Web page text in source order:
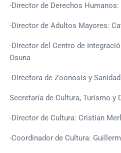
-Director de Derechos
-Director de Adultos Mayores:
-Director del Centro de
Osuna
-Directora de Zoonosis y
Secretaría de Cultura, Turismo y
-Director de Cultura: Cristian
-Coordinador de Cultura: